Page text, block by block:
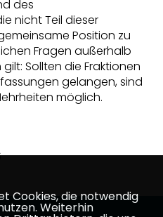
des
nicht Teil dieser
Position zu
Fragen außerhalb
Sollten die Fraktionen
gelangen, sind
möglich.
Cookies, die notwendig
Weiterhin